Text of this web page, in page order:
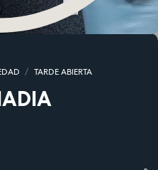
TARDE ABIERTA